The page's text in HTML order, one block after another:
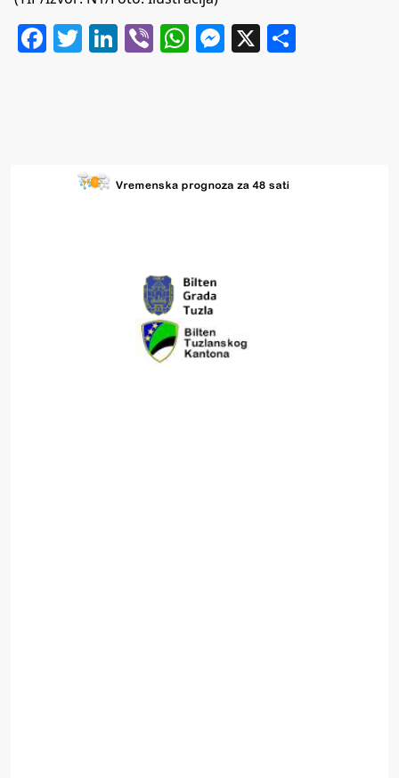
Facebook
Twitter
LinkedIn
ViberWhatsApp
Messenger
X